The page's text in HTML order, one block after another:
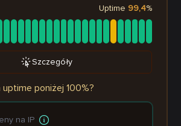
Uptime 99,4%
Szczegóły
uptime poniżej 100%?
na IP